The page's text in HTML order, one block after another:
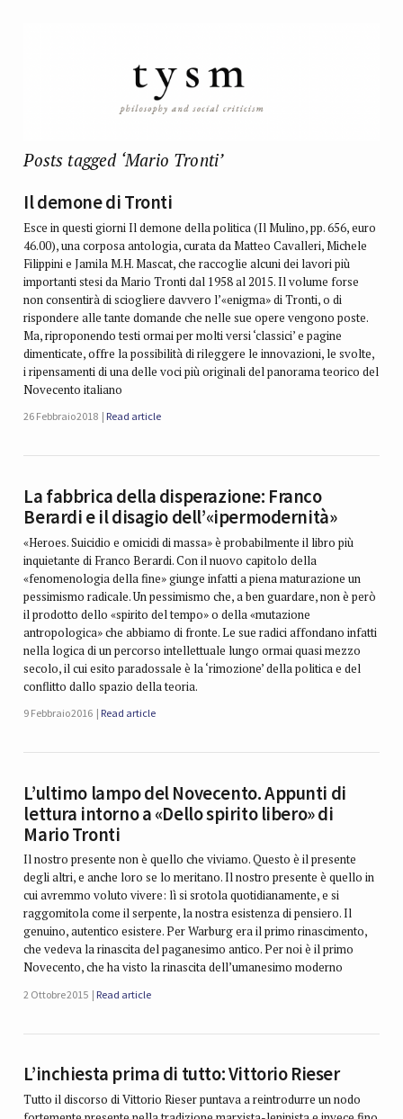
Posts tagged ‘Mario Tronti’
Il demone di Tronti
Esce in questi giorni Il demone della politica (Il Mulino, pp. 656, euro
46.00), una corposa antologia, curata da Matteo Cavalleri, Michele
Filippini e Jamila M.H. Mascat, che raccoglie alcuni dei lavori più
importanti stesi da Mario Tronti dal 1958 al 2015. Il volume forse
non consentirà di sciogliere davvero l’«enigma» di Tronti, o di
rispondere alle tante domande che nelle sue opere vengono poste.
Ma, riproponendo testi ormai per molti versi ‘classici’ e pagine
dimenticate, offre la possibilità di rileggere le innovazioni, le svolte,
i ripensamenti di una delle voci più originali del panorama teorico del
Novecento italiano
26 Febbraio 2018 Read article
La fabbrica della disperazione: Franco
Berardi e il disagio dell’«ipermodernità»
«Heroes. Suicidio e omicidi di massa» è probabilmente il libro più
inquietante di Franco Berardi. Con il nuovo capitolo della
«fenomenologia della fine» giunge infatti a piena maturazione un
pessimismo radicale. Un pessimismo che, a ben guardare, non è però
il prodotto dello «spirito del tempo» o della «mutazione
antropologica» che abbiamo di fronte. Le sue radici affondano infatti
nella logica di un percorso intellettuale lungo ormai quasi mezzo
secolo, il cui esito paradossale è la ‘rimozione’ della politica e del
conflitto dallo spazio della teoria.
9 Febbraio 2016 Read article
L’ultimo lampo del Novecento. Appunti di
lettura intorno a «Dello spirito libero» di
Mario Tronti
Il nostro presente non è quello che viviamo. Questo è il presente
degli altri, e anche loro se lo meritano. Il nostro presente è quello in
cui avremmo voluto vivere: lì si srotola quotidianamente, e si
raggomitola come il serpente, la nostra esistenza di pensiero. Il
genuino, autentico esistere. Per Warburg era il primo rinascimento,
che vedeva la rinascita del paganesimo antico. Per noi è il primo
Novecento, che ha visto la rinascita dell’umanesimo moderno
2 Ottobre 2015 Read article
L’inchiesta prima di tutto: Vittorio Rieser
Tutto il discorso di Vittorio Rieser puntava a reintrodurre un nodo